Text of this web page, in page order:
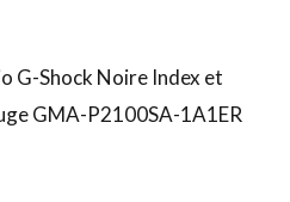
G-Shock Noire Index et
GMA-P2100SA-1A1ER